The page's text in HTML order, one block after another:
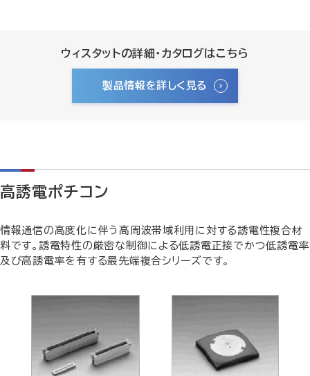
ウィスタットの詳細・カタログはこちら
製品情報を詳しく見る
高誘電ポチコン
情報通信の高度化に伴う高周波帯域利用に対する誘電性複合材
料です。誘電特性の厳密な制御による低誘電正接でかつ低誘電率
及び高誘電率を有する最先端複合シリーズです。